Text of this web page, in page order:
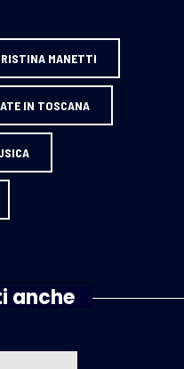
MANETTI
IN TOSCANA
anche